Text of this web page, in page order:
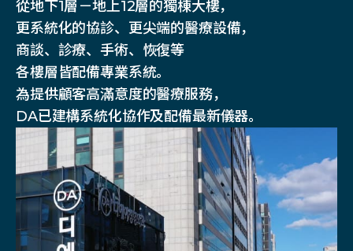
從地下1層－地上12層的獨棟大樓，
更系統化的協診、更尖端的醫療設備，
商談、診療、手術、恢復等
各樓層皆配備專業系統。
為提供顧客高滿意度的醫療服務，
DA已建構系統化協作及配備最新儀器。